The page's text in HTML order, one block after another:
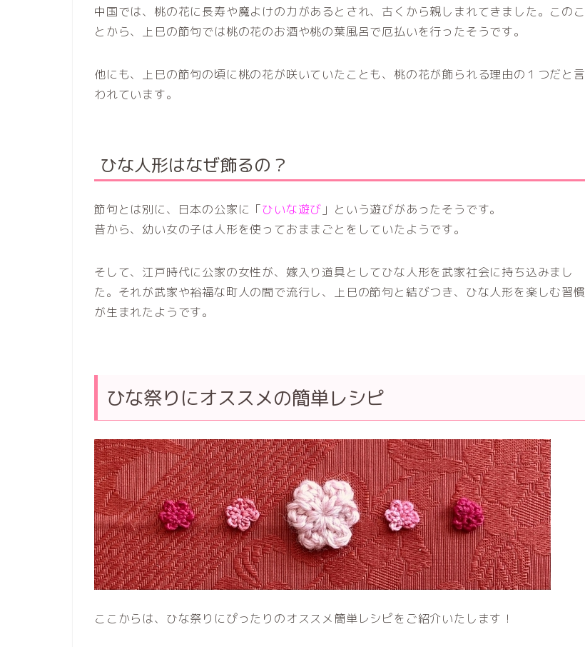
中国では、桃の花に長寿や魔よけの力があるとされ、古くから親しまれてきました。このこ
とから、上巳の節句では桃の花のお酒や桃の葉風呂で厄払いを行ったそうです。
他にも、上巳の節句の頃に桃の花が咲いていたことも、桃の花が飾られる理由の１つだと言
われています。
ひな人形はなぜ飾るの？
節句とは別に、日本の公家に「ひいな遊び 」という遊びがあったそうです。
昔から、幼い女の子は人形を使っておままごとをしていたようです。
そして、江戸時代に公家の女性が、嫁入り道具としてひな人形を武家社会に持ち込みまし
た。それが武家や裕福な町人の間で流行し、上巳の節句と結びつき、ひな人形を楽しむ習慣
が生まれたようです。
ひな祭りにオススメの簡単レシピ
ここからは、ひな祭りにぴったりのオススメ簡単レシピをご紹介いたします！